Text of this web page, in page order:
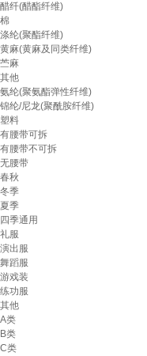
醋纤(醋酯纤维)
棉
涤纶(聚酯纤维)
黄麻(黄麻及同类纤维)
苎麻
其他
氨纶(聚氨酯弹性纤维)
锦纶/尼龙(聚酰胺纤维)
塑料
有腰带可拆
有腰带不可拆
无腰带
春秋
冬季
夏季
四季通用
礼服
演出服
舞蹈服
游戏装
练功服
其他
A类
B类
C类